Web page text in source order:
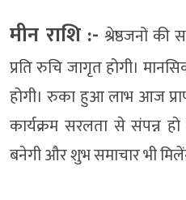
मीन राशि :- श्रेष्ठजनों की
प्रति रुचि जागृत होगी।
होगी। रुका हुआ लाभ आज
कार्यक्रम सरलता से संपन्न हो
बनेगी और शुभ समाचार भी